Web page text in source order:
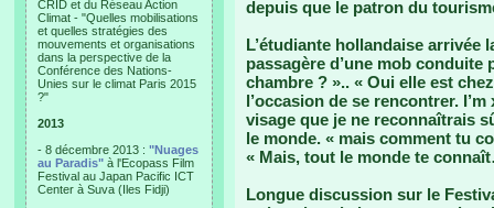
CRID et du Réseau Action
Climat - "Quelles mobilisations
et quelles stratégies des
mouvements et organisations
dans la perspective de la
Conférence des Nations-
Unies sur le climat Paris 2015
?"
2013
- 8 décembre 2013 : "Nuages
au Paradis" à l'Ecopass Film
Festival au Japan Pacific ICT
Center à Suva (Iles Fidji)
depuis que le patron du
L’étudiante hollandaise arrivée
passagère d’une mob conduite
chambre ? ».. « Oui elle est
l’occasion de se rencontrer.
visage que je ne reconnaîtrais
le monde. « mais comment tu
« Mais, tout le monde te
Longue discussion sur le